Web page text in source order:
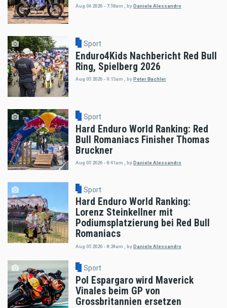
Aug 06 2026 - 7:58am , byDaniele Alessandro
Sport
Enduro4Kids Nachbericht Red Bull
Ring, Spielberg 2026
Aug 05 2026 - 9:15am byPeter Bachler
Sport
Hard Enduro World Ranking: Red
Bull Romaniacs Finisher Thomas
Bruckner
Aug 05 2026 - 8:41am byDaniele Alessandro
Sport
Hard Enduro World Ranking:
Lorenz Steinkellner mit
Podiumsplatzierung bei Red Bull
Romaniacs
Aug 05 2026 - 8:24am byDaniele Alessandro
Sport
Pol Espargaro wird Maverick
Vinales beim GP von
Grossbritannien ersetzen